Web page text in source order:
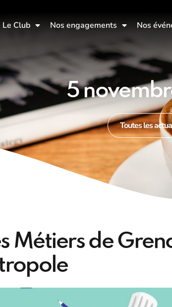
Le Club Nos engagements
Nos
5
Toutes les
Métiers de